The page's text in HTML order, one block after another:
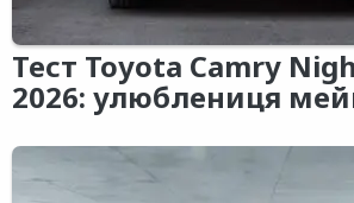
Тест Toyota Camry
2026: улюблениця